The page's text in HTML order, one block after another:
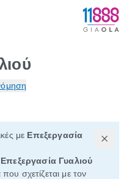
με Επεξεργασία
Επεξεργασία Γυαλιού
σχετίζεται με τον